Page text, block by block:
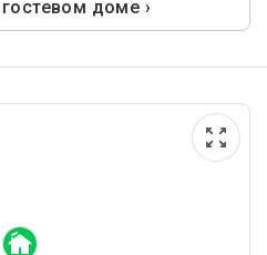
доме ›